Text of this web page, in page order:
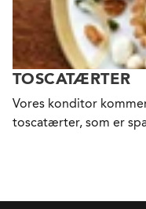
TOSCATÆRTER
Vores konditor
toscatærter, som er